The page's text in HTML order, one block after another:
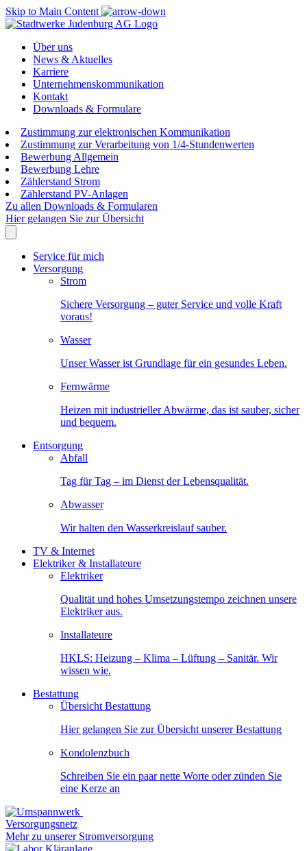
Skip to Main Content
Über uns
News & Aktuelles
Karriere
Unternehmenskommunikation
Kontakt
Downloads & Formulare
Zustimmung zur elektronischen Kommunikation
Zustimmung zur Verarbeitung von 1/4-Stundenwerten
Bewerbung Allgemein
Bewerbung Lehre
Zählerstand Strom
Zählerstand PV-Anlagen
Zu allen Downloads & Formularen
Hier gelangen Sie zur Übersicht
Service für mich
Versorgung
Strom
Sichere Versorgung – guter Service und volle Kraft
voraus!
Wasser
Unser Wasser ist Grundlage für ein gesundes Leben.
Fernwärme
Heizen mit industrieller Abwärme, das ist sauber, sicher
und bequem.
Entsorgung
Abfall
Tag für Tag – im Dienst der Lebensqualität.
Abwasser
Wir halten den Wasserkreislauf sauber.
TV & Internet
Elektriker & Installateure
Elektriker
Qualität und hohes Umsetzungstempo zeichnen unsere
Elektriker aus.
Installateure
HKLS: Heizung – Klima – Lüftung – Sanitär. Wir
wissen wie.
Bestattung
Übersicht Bestattung
Hier gelangen Sie zur Übersicht unserer Bestattung
Kondolenzbuch
Schreiben Sie ein paar nette Worte oder zünden Sie
eine Kerze an
Versorgungsnetz
Mehr zu unserer Stromversorgung